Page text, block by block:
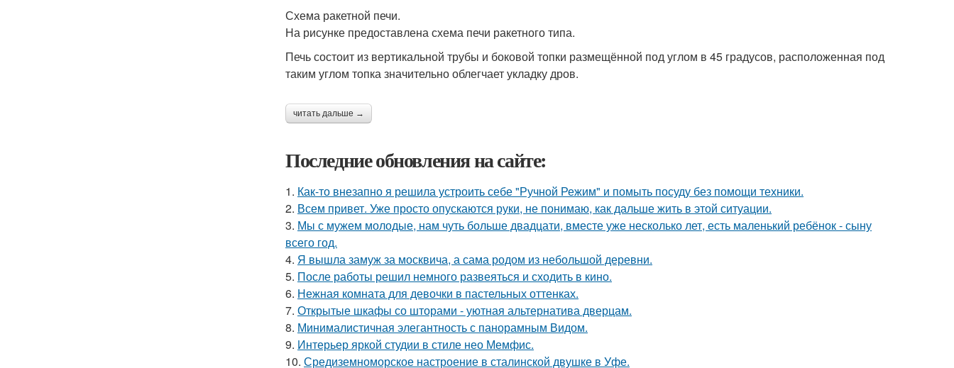
Схема ракетной печи.
На рисунке предоставлена схема печи ракетного типа.
Печь состоит из вертикальной трубы и боковой топки размещённой под углом в 45 градусов, расположенная под
таким углом топка значительно облегчает укладку дров.
читать дальше →
Последние обновления на сайте:
1. Как-то внезапно я решила устроить себе "Ручной Режим" и помыть посуду без помощи техники.
2. Всем привет. Уже просто опускаются руки, не понимаю, как дальше жить в этой ситуации.
3. Мы с мужем молодые, нам чуть больше двадцати, вместе уже несколько лет, есть маленький ребёнок - сыну
всего год.
4. Я вышла замуж за москвича, а сама родом из небольшой деревни.
5. После работы решил немного развеяться и сходить в кино.
6. Нежная комната для девочки в пастельных оттенках.
7. Открытые шкафы со шторами - уютная альтернатива дверцам.
8. Минималистичная элегантность с панорамным Видом.
9. Интерьер яркой студии в стиле нео Мемфис.
10. Средиземноморское настроение в сталинской двушке в Уфе.